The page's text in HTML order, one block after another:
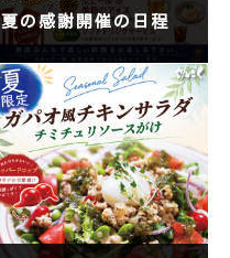
夏の感謝開催の日程